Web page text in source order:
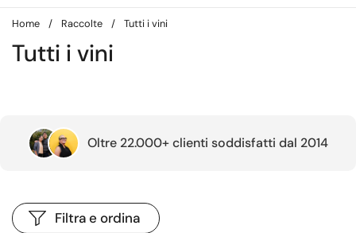
Home / Raccolte / Tutti i vini
Tutti i vini
Oltre 22.000+ clienti soddisfatti dal 2014
Filtra e ordina